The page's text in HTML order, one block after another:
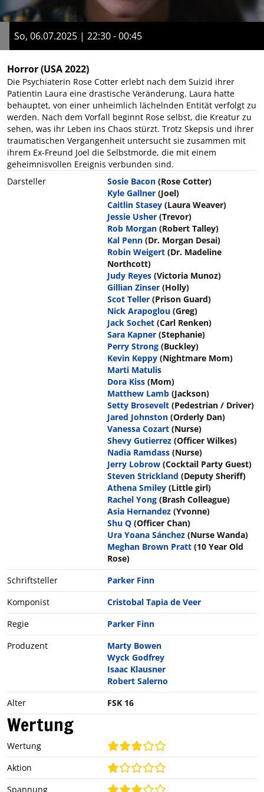
So, 06.07.2025 | 22:30 - 00:45
Horror(USA 2022)
Die Psychiaterin Rose Cotter erlebt nach dem Suizid ihrer
Patientin Laura eine drastische Veränderung. Laura hatte
behauptet, von einer unheimlich lächelnden Entität verfolgt zu
werden. Nach dem Vorfall beginnt Rose selbst, die Kreatur zu
sehen, was ihr Leben ins Chaos stürzt. Trotz Skepsis und ihrer
traumatischen Vergangenheit untersucht sie zusammen mit
ihrem Ex-Freund Joel die Selbstmorde, die mit einem
geheimnisvollen Ereignis verbunden sind.
Darsteller
Sosie Bacon (Rose Cotter)
Kyle Gallner (Joel)
Caitlin Stasey (Laura Weaver)
Jessie Usher (Trevor)
Rob Morgan (Robert Talley)
Kal Penn (Dr. Morgan Desai)
Robin Weigert (Dr. Madeline
Northcott)
Judy Reyes (Victoria Munoz)
Gillian Zinser (Holly)
Scot Teller (Prison Guard)
Nick Arapoglou (Greg)
Jack Sochet (Carl Renken)
Sara Kapner (Stephanie)
Perry Strong (Buckley)
Kevin Keppy (Nightmare Mom)
Marti Matulis
Dora Kiss (Mom)
Matthew Lamb (Jackson)
Setty Brosevelt (Pedestrian / Driver)
Jared Johnston (Orderly Dan)
Vanessa Cozart (Nurse)
Shevy Gutierrez (Officer Wilkes)
Nadia Ramdass (Nurse)
Jerry Lobrow (Cocktail Party Guest)
Steven Strickland (Deputy Sheriff)
Athena Smiley (Little girl)
Rachel Yong (Brash Colleague)
Asia Hernandez (Yvonne)
Shu Q (Officer Chan)
Ura Yoana Sánchez (Nurse Wanda)
Meghan Brown Pratt (10 Year Old
Rose)
Schriftsteller
Parker Finn
Komponist
Cristobal Tapia de Veer
Regie
Parker Finn
Produzent
Marty Bowen
Wyck Godfrey
Isaac Klausner
Robert Salerno
Alter
FSK 16
Wertung
Wertung
Aktion
Spannung